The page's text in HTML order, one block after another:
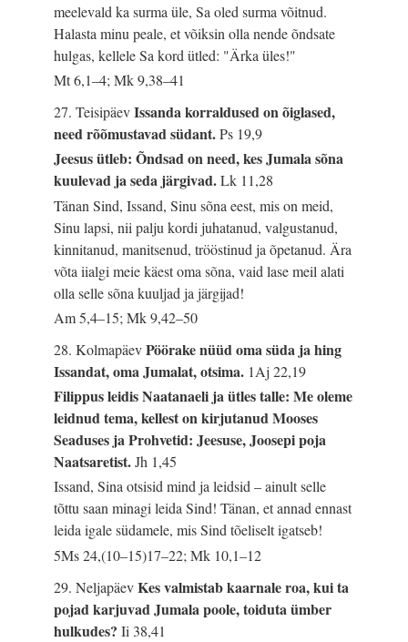
meelevald ka surma üle, Sa oled surma võitnud.
Halasta minu peale, et võiksin olla nende õndsate
hulgas, kellele Sa kord ütled: "Ärka üles!"
Mt 6,1–4; Mk 9,38–41
27. TeisipäevIssanda korraldused on õiglased,
need rõõmustavad südant.Ps 19,9
Jeesus ütleb: Õndsad on need, kes Jumala sõna
kuulevad ja seda järgivad.Lk 11,28
Tänan Sind, Issand, Sinu sõna eest, mis on meid,
Sinu lapsi, nii palju kordi juhatanud, valgustanud,
kinnitanud, manitsenud, trööstinud ja õpetanud. Ära
võta iialgi meie käest oma sõna, vaid lase meil alati
olla selle sõna kuuljad ja järgijad!
Am 5,4–15; Mk 9,42–50
28. KolmapäevPöörake nüüd oma süda ja hing
Issandat, oma Jumalat, otsima. 1Aj 22,19
Filippus leidis Naatanaeli ja ütles talle: Me oleme
leidnud tema, kellest on kirjutanud Mooses
Seaduses ja Prohvetid: Jeesuse, Joosepi poja
Naatsaretist.Jh 1,45
Issand, Sina otsisid mind ja leidsid – ainult selle
tõttu saan minagi leida Sind! Tänan, et annad ennast
leida igale südamele, mis Sind tõeliselt igatseb!
5Ms 24,(10–15)17–22; Mk 10,1–12
29. NeljapäevKes valmistab kaarnale roa, kui ta
pojad karjuvad Jumala poole, toiduta ümber
hulkudes?Ii 38,41